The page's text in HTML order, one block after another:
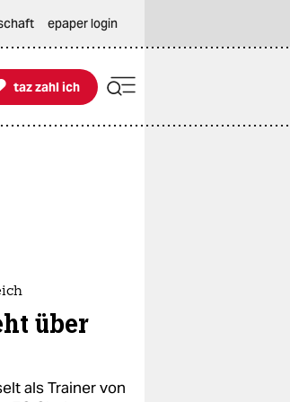
epaper login
zahl ich
taz zahl ich
über
als Trainer von